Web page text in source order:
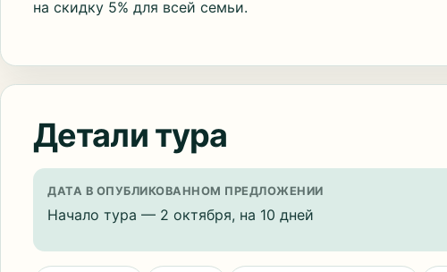
на скидку 5% для всей семьи.
Детали тура
ДАТА В ОПУБЛИКОВАННОМ ПРЕДЛОЖЕНИИ
Начало тура — 2 октября, на 10 дней